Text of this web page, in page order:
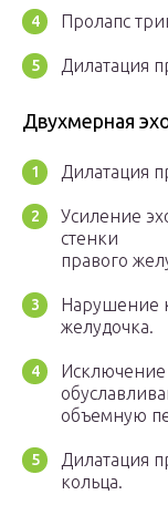
Пролапс
Дилатация
Двухмерная
Дилатация
Усиление
стенки
правого
Нарушение
желудочка.
объемную
Дилатация
кольца.